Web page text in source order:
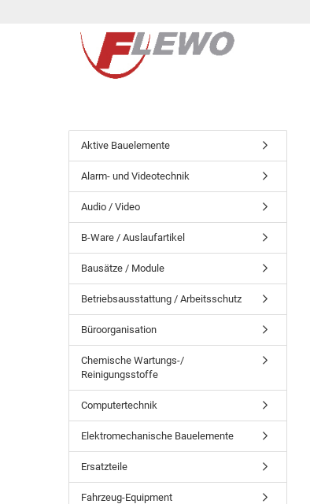
Aktive Bauelemente
Alarm- und Videotechnik
Audio / Video
B-Ware / Auslaufartikel
Bausätze / Module
Betriebsausstattung / Arbeitsschutz
Büroorganisation
Chemische Wartungs-/
Reinigungsstoffe
Computertechnik
Elektromechanische Bauelemente
Ersatzteile
Fahrzeug-Equipment